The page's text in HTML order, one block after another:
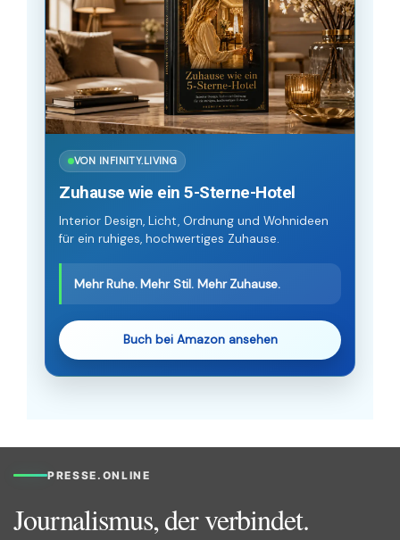
VON INFINITY.LIVING
Zuhause wie ein 5-Sterne-Hotel
Interior Design, Licht, Ordnung und Wohnideen
für ein ruhiges, hochwertiges Zuhause.
Mehr Ruhe. Mehr Stil. Mehr Zuhause.
Buch bei Amazon ansehen
PRESSE.ONLINE
Journalismus, der verbindet.